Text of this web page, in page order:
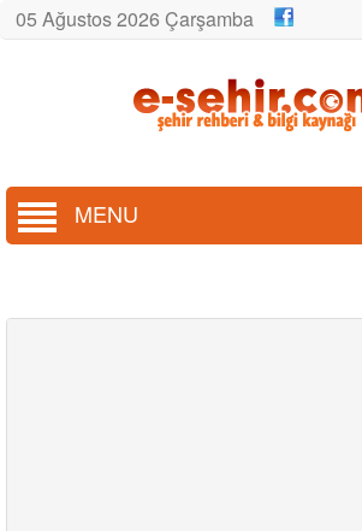
05 Ağustos 2026 Çarşamba
MENU